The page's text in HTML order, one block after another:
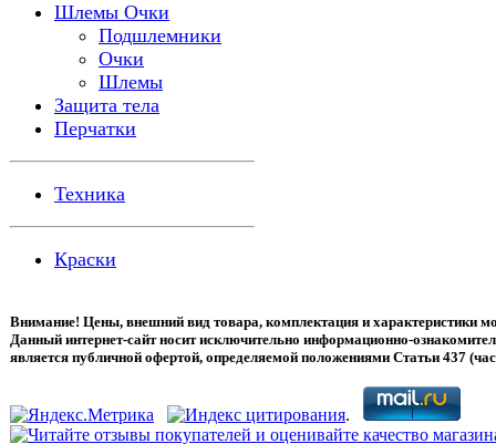
Шлемы Очки
Подшлемники
Очки
Шлемы
Защита тела
Перчатки
Техника
Краски
Внимание! Цены, внешний вид товара, комплектация и характеристики
Данный интернет-сайт носит исключительно информационно-
является публичной офертой, определяемой положениями Статьи 437
.